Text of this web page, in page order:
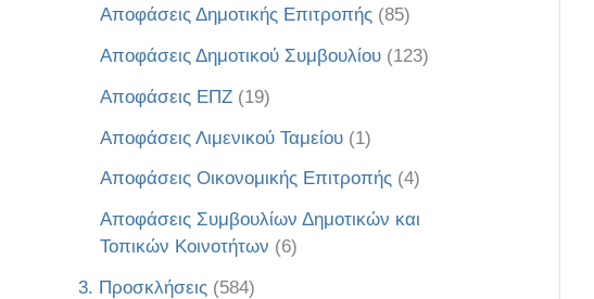
Αποφάσεις Δημοτικής Επιτροπής (85)
Αποφάσεις Δημοτικού Συμβουλίου (123)
Αποφάσεις ΕΠΖ (19)
Αποφάσεις Λιμενικού Ταμείου (1)
Αποφάσεις Οικονομικής Επιτροπής (4)
Αποφάσεις Συμβουλίων Δημοτικών και
Τοπικών Κοινοτήτων (6)
3. Προσκλήσεις (584)